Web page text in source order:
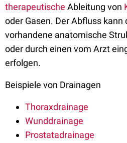
therapeutische Ableitung von
oder Gasen. Der Abfluss kann
vorhandene anatomische
oder durch einen vom Arzt
erfolgen.
Beispiele von Drainagen
Thoraxdrainage
Wunddrainage
Prostatadrainage